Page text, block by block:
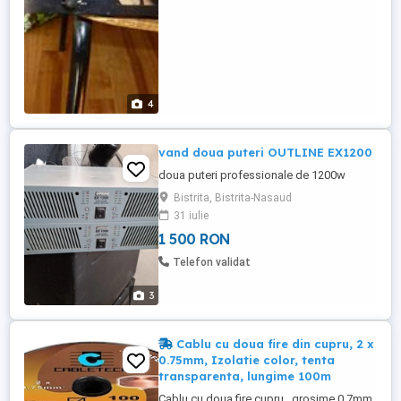
4
3
vand doua puteri OUTLINE EX1200
doua puteri professionale de 1200w
Bistrita, Bistrita-Nasaud
31 iulie
1 500 RON
Telefon validat
Cablu cu doua fire din cupru, 2 x
0.75mm, Izolatie color, tenta
transparenta, lungime 100m